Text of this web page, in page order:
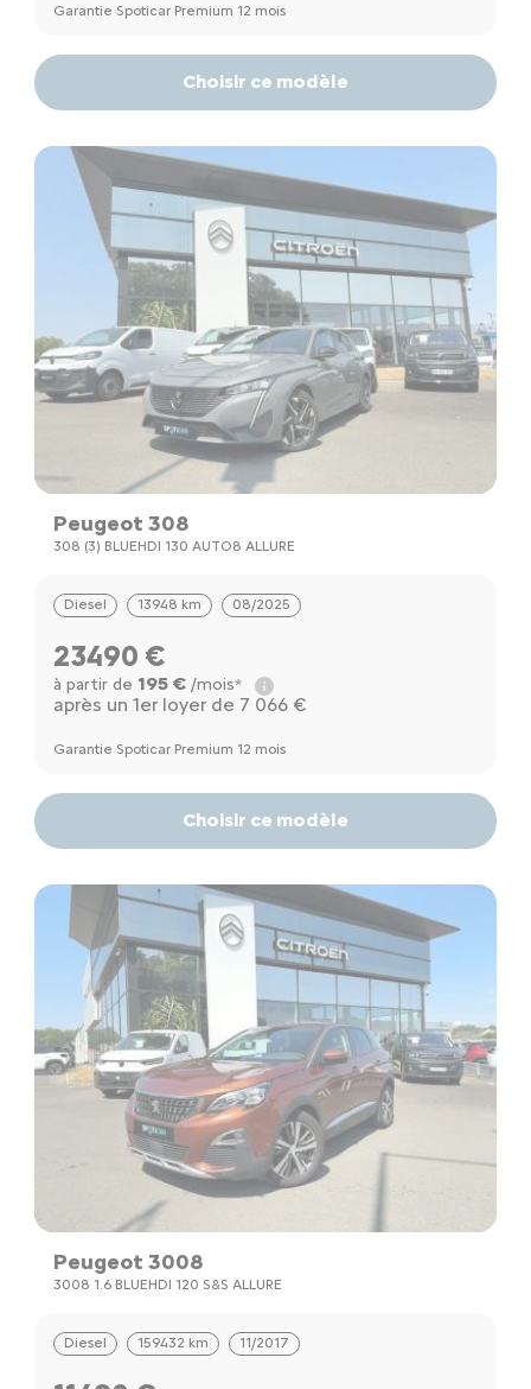
Garantie Spoticar Premium 12 mois
Choisir ce modèle
Peugeot 308
308 (3) BLUEHDI 130 AUTO8 ALLURE
Diesel 13948 km 08/2025
23490 €
à partir de 195 €/mois*
après un 1er loyer de 7 066 €
Garantie Spoticar Premium 12 mois
Choisir ce modèle
Peugeot 3008
3008 1.6 BLUEHDI 120 S&S ALLURE
Diesel 159432 km 11/2017